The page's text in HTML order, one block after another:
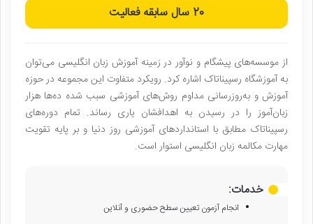
20 سال سابقه فعالیت
از موسسه‌های پیشگام و نوآور در زمینه آموزش زبان انگلیسی می‌توان
به آموزشگاه رسپیناتاک اشاره کرد. رویکرد متفاوت این مجموعه در حوزه
آموزش و به‌روزرسانی مداوم روش‌های آموزشی سبب شده ده‌ها هزار
زبان‌آموز را در رسیدن به اهدافشان یاری رساند. تمام دوره‌های
رسپیناتاک مطابق با استانداردهای آموزشی روز دنیا و بر پایه تقویت
مهارت مکالمه زبان انگلیسی استوار است.
خدمات:
انجام آزمون تعیین سطح حضوری و آنلاین